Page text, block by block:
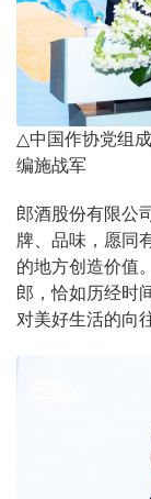
△中国作协党组
编施战军
郎酒股份有限公
牌、品味，愿同
的地方创造价值
郎，恰如历经时
对美好生活的向